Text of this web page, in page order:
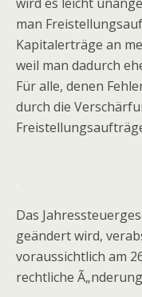
man
Kapitalerträge an
weil man dadurch
Für alle, denen
durch die
Das
geändert wird,
voraussichtlich am
rechtliche